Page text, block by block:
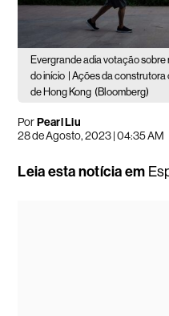
Evergrande adia votação
do início | Ações da
de Hong Kong (Bloomberg)
PorPearl Liu
28 de Agosto, 2023 | 04:35 AM
Leia esta notícia em